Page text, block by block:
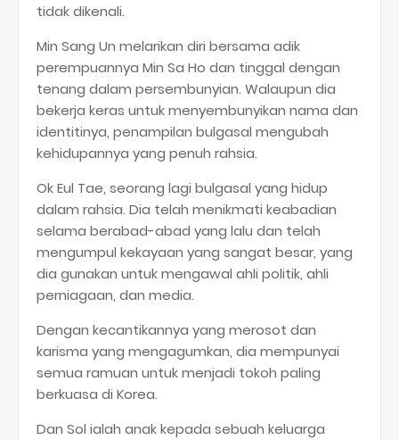
tidak dikenali.
Min Sang Un melarikan diri bersama adik
perempuannya Min Sa Ho dan tinggal dengan
tenang dalam persembunyian. Walaupun dia
bekerja keras untuk menyembunyikan nama dan
identitinya, penampilan bulgasal mengubah
kehidupannya yang penuh rahsia.
Ok Eul Tae, seorang lagi bulgasal yang hidup
dalam rahsia. Dia telah menikmati keabadian
selama berabad-abad yang lalu dan telah
mengumpul kekayaan yang sangat besar, yang
dia gunakan untuk mengawal ahli politik, ahli
perniagaan, dan media.
Dengan kecantikannya yang merosot dan
karisma yang mengagumkan, dia mempunyai
semua ramuan untuk menjadi tokoh paling
berkuasa di Korea.
Dan Sol ialah anak kepada sebuah keluarga